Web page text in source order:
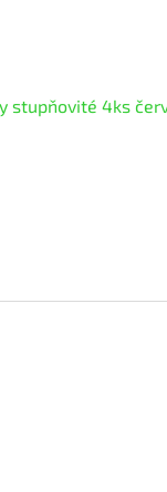
stupňovité 4ks